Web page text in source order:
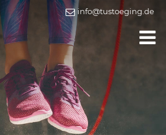
info@tustoeging.de